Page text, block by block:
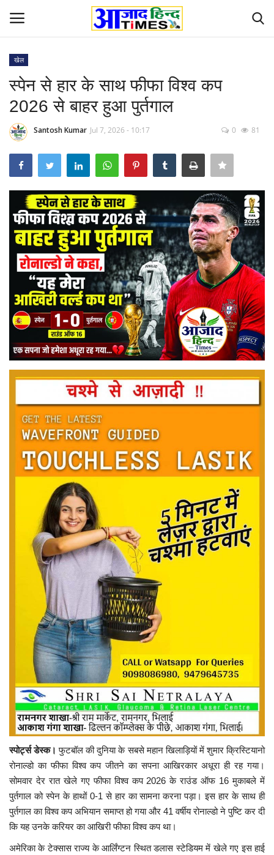
Home
ओडिशा
Contact
देश-विदेश
छत्तीसगढ़ राज्य
दुनिया
मनोरंजन
सेहत
धर्म
राशिफल
खेल
वीडियो
खेल
स्पेन से हार के साथ फीफा विश्व कप
2026 से बाहर हुआ पुर्तगाल
Santosh Kumar Jul 7, 2026 - 10:17 0 81
स्पोर्ट्स डेस्क। फुटबॉल की दुनिया के सबसे महान खिलाड़ियों में शुमार क्रिस्टियानो
रोनाल्डो का फीफा विश्व कप जीतने का सपना आखिरकार अधूरा ही रह गया।
सोमवार देर रात खेले गए फीफा विश्व कप 2026 के राउंड ऑफ 16 मुकाबले में
पुर्तगाल को स्पेन के हाथों 0-1 से हार का सामना करना पड़ा। इस हार के साथ ही
पुर्तगाल का विश्व कप अभियान समाप्त हो गया और 41 वर्षीय रोनाल्डो ने पुष्टि कर दी
कि यह उनके करियर का आखिरी फीफा विश्व कप था।
अमेरिका के टेक्सास राज्य के आर्लिंग्टन स्थित डलास स्टेडियम में खेले गए इस हाई